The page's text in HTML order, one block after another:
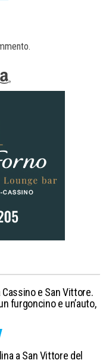
e San Vittore.
furgoncino e un’auto,
a San Vittore del